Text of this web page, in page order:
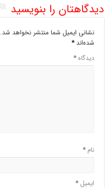
دیدگاهتان را بنویسید
نشانی ایمیل شما منتشر نخواهد شد.
شده‌اند*
دیدگاه*
نام*
ایمیل*